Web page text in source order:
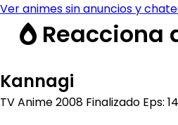
Ver animes sin anuncios y
Reacciona
Kannagi
TV Anime2008 Finalizado Eps: 14